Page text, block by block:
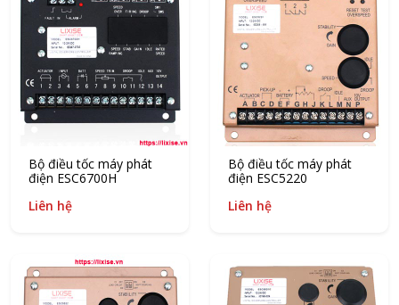
Bộ điều tốc máy phát
điện ESC6700H
Liên hệ
Bộ điều tốc máy phát
điện ESC5220
Liên hệ